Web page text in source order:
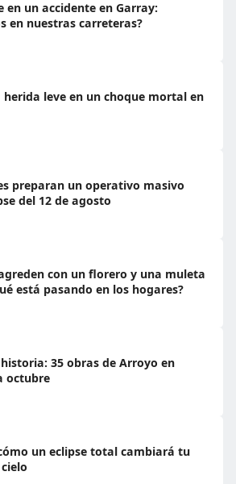
en un accidente en Garray:
en nuestras carreteras?
leve en un choque mortal en
preparan un operativo masivo
del 12 de agosto
con un florero y una muleta
está pasando en los hogares?
35 obras de Arroyo en
octubre
un eclipse total cambiará tu